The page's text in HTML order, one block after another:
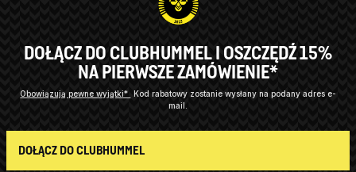
DOŁĄCZ DO CLUBHUMMEL I OSZCZĘDŹ 15%
NA PIERWSZE ZAMÓWIENIE*
Obowiązują pewne wyjątki* Kod rabatowy zostanie wysłany na podany adres e-
mail.
DOŁĄCZ DO CLUBHUMMEL